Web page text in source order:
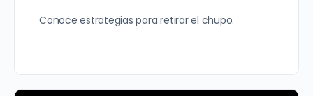
Conoce estrategias para retirar el chupo.